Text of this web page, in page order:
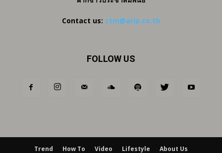
Contact us: ctm@arip.co.th
FOLLOW US
Trend How To Video Lifestyle About Us